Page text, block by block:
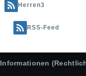
e Herren3
RSS-Feed
Informationen